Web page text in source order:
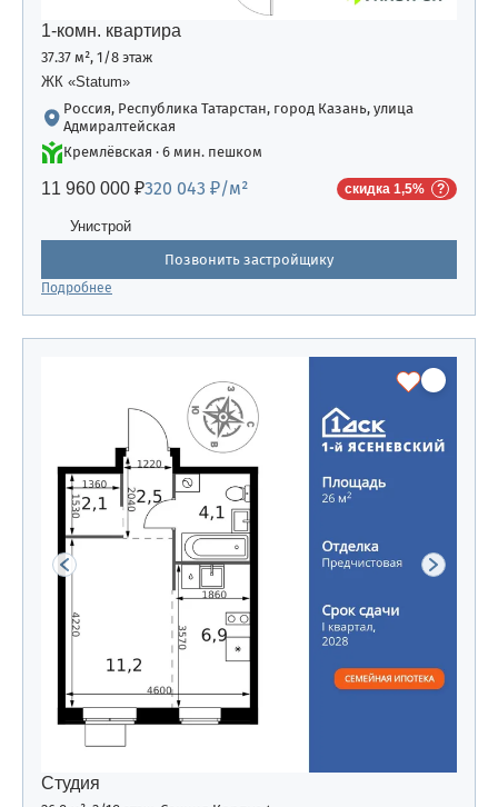
1-комн. квартира
37.37 м², 1/8 этаж
ЖК «Statum»
Россия, Республика Татарстан, город Казань, улица
Адмиралтейская
Кремлёвская · 6 мин. пешком
11 960 000 ₽320 043 ₽/м² скидка 1,5%
Унистрой
Позвонить застройщику
Подробнее
Студия